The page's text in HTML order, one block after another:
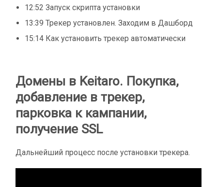
12:52 Запуск скрипта установки
13:39 Трекер установлен. Заходим в Дашборд
15:14 Как установить трекер автоматически
Домены в Keitaro. Покупка,
добавление в трекер,
парковка к кампании,
получение SSL
Дальнейший процесс после установки трекера.